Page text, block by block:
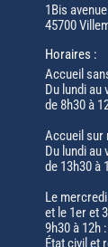
1Bis
45700
Horaires :
Accueil
Du lundi au
de 8h30 à
Accueil sur
Du lundi au
de 13h30 à
Le
et le 1er et
9h30 à 12h :
État civil et